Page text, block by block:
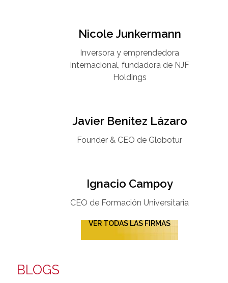
Nicole Junkermann​
Inversora y emprendedora
internacional, fundadora de NJF
Holdings
Javier Benítez Lázaro
Founder & CEO de Globotur​
Ignacio Campoy​
CEO de Formación Universitaria​
VER TODAS LAS FIRMAS
BLOGS